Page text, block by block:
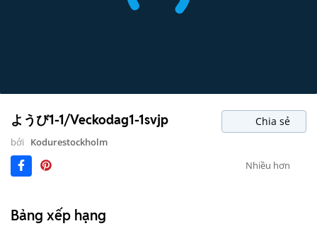
ようび1-1/Veckodag1-1svjp Chia sẻ
bởi
Kodurestockholm
Nhiều hơn
Bảng xếp hạng